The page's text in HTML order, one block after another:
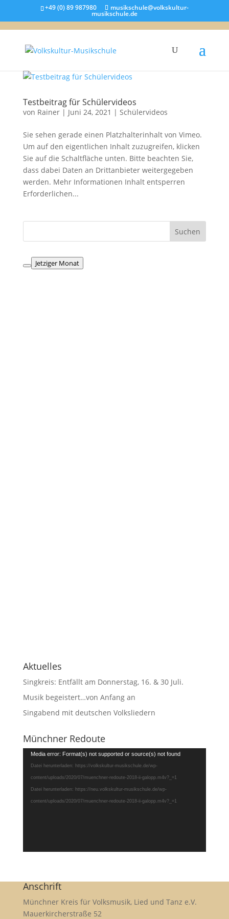
+49 (0) 89 987980 musikschule@volkskultur-
musikschule.de
Testbeitrag für Schülervideos
von Rainer| Juni 24, 2021 | Schülervideos
Sie sehen gerade einen Platzhalterinhalt von Vimeo.
Um auf den eigentlichen Inhalt zuzugreifen, klicken
Sie auf die Schaltfläche unten. Bitte beachten Sie,
dass dabei Daten an Drittanbieter weitergegeben
werden. Mehr Informationen Inhalt entsperren
Erforderlichen...
Jetziger Monat
Aktuelles
Singkreis: Entfällt am Donnerstag, 16. & 30 Juli.
Musik begeistert…von Anfang an
Singabend mit deutschen Volksliedern
Münchner Redoute
Video-
Player
Media error: Format(s) not supported or source(s) not found
Datei herunterladen: https://volkskultur-musikschule.de/wp-
content/uploads/2020/07/muenchner-redoute-2018-ii-galopp.m4v?_=1
Datei herunterladen: https://neu.volkskultur-musikschule.de/wp-
content/uploads/2020/07/muenchner-redoute-2018-ii-galopp.m4v?_=1
Anschrift
Münchner Kreis für Volksmusik, Lied und Tanz e.V.
Mauerkircherstraße 52